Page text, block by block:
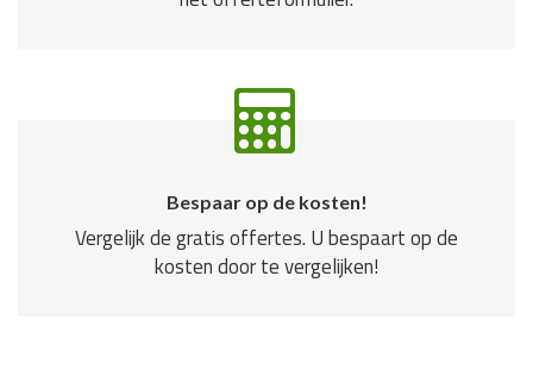
Bespaar op de kosten!
Vergelijk de gratis offertes. U bespaart op de
kosten door te vergelijken!